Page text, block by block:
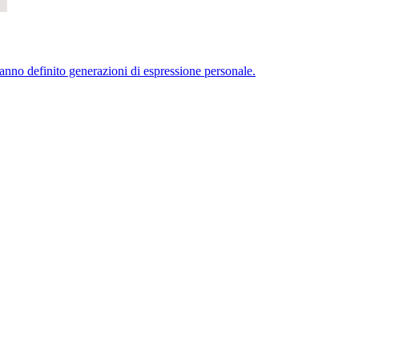
definito generazioni di espressione personale.